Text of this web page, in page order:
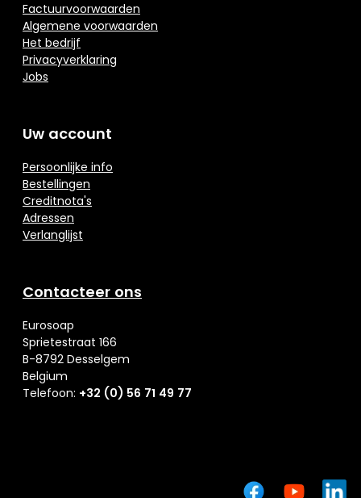
Factuurvoorwaarden
Algemene voorwaarden
Het bedrijf
Privacyverklaring
Jobs
Uw account
Persoonlijke info
Bestellingen
Creditnota's
Adressen
Verlanglijst
Contacteer ons
Eurosoap
Sprietestraat 166
B-8792 Desselgem
Belgium
Telefoon: +32 (0) 56 71 49 77